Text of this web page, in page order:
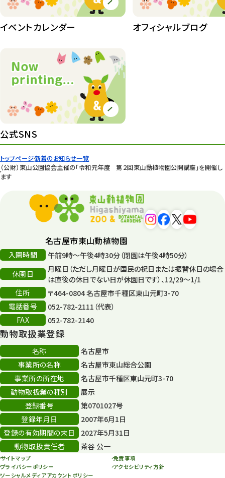
トップページ新着のお知らせ一覧
（公財）東山公園協会主催の「令和元年度 第２回東山動植物園公開講座」を開催し
ます
イベントカレンダー オフィシャルブログ
公式SNS
名古屋市東山動植物園
入園時間
午前9時～午後4時30分（閉園は午後4時50分）
休園日
月曜日（ただし月曜日が国民の祝日または振替休日の場合
は直後の休日でない日が休園日です）、12/29～1/1
住所
〒464-0804 名古屋市千種区東山元町3-70
電話番号
052-782-2111（代表）
FAX
052-782-2140
動物取扱業登録
名称
名古屋市
事業所の名称
名古屋市東山総合公園
事業所の所在地
名古屋市千種区東山元町3-70
動物取扱業の種別
展示
登録番号
第0701027号
登録年月日
2007年6月1日
登録の有効期間の末日
2027年5月31日
動物取扱責任者
茶谷 公一
サイトマップ
免責事項
プライバシーポリシー
アクセシビリティ方針
ソーシャルメディアアカウントポリシー